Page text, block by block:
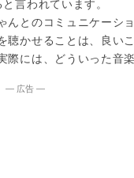
言われています。
んとのコミュニケーシ
かせることは、良い
には、どういった音
― 広告 ―